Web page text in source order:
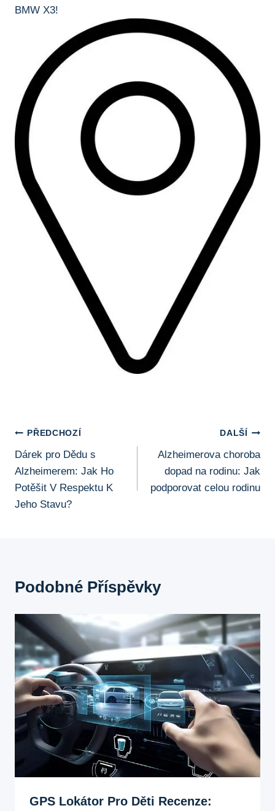
BMW X3!
Navigace
Pro
Příspěvek
PŘEDCHOZÍ
Dárek pro Dědu s
Alzheimerem: Jak Ho
Potěšit V Respektu K
Jeho Stavu?
DALŠÍ
Alzheimerova choroba
dopad na rodinu: Jak
podporovat celou rodinu
Podobné Příspěvky
GPS Lokátor Pro Děti Recenze: